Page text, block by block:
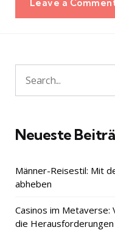
Leave a
Search
for:
Neueste
Männer-Reisestil: Mit
abheben
Casinos im Metaverse:
die